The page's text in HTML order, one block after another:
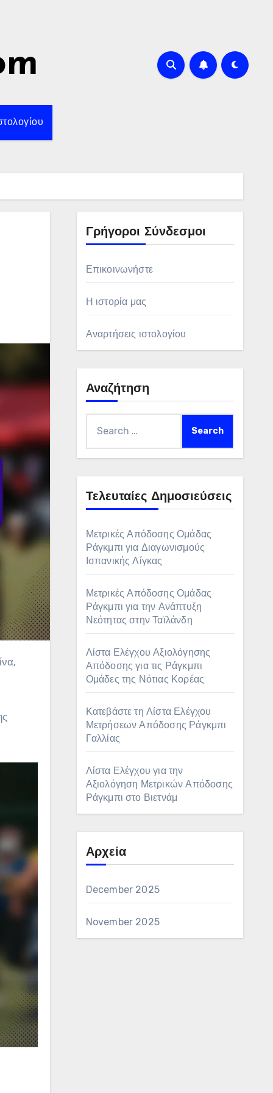
Γρήγοροι Σύνδεσμοι
Επικοινωνήστε
Η ιστορία μας
Αναρτήσεις ιστολογίου
Αναζήτηση
for:
Τελευταίες Δημοσιεύσεις
Μετρικές Απόδοσης Ομάδας
Ράγκμπι για Διαγωνισμούς
Ισπανικής Λίγκας
Μετρικές Απόδοσης Ομάδας
Ράγκμπι για την Ανάπτυξη
Νεότητας στην Ταϊλάνδη
Λίστα Ελέγχου Αξιολόγησης
Απόδοσης για τις Ράγκμπι
Ομάδες της Νότιας Κορέας
Κατεβάστε τη Λίστα Ελέγχου
Μετρήσεων Απόδοσης Ράγκμπι
Γαλλίας
Λίστα Ελέγχου για την
Αξιολόγηση Μετρικών Απόδοσης
Ράγκμπι στο Βιετνάμ
Αρχεία
December 2025
November 2025